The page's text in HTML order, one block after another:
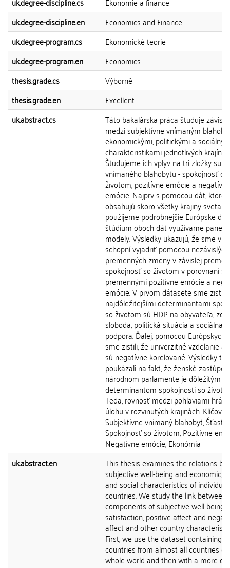
uk.degree-discipline.en
Economics and Finance
uk.degree-program.cs
Ekonomické teorie
uk.degree-program.en
Economics
thesis.grade.cs
Výborně
thesis.grade.en
Excellent
uk.abstract.cs
Táto bakalárska práca študuje
medzi subjektívne vnímaným
ekonomickými, politickými a
charakteristikami jednotlivých krajín.
Študujeme ich vplyv na tri zložky
vnímaného blahobytu - spokojnosť do
životom, pozitívne emócie a negatívne
emócie. Najprv s pomocou dát, ktoré
obsahujú skoro všetky krajiny sveta
použijeme podrobnejšie Európske
štúdium oboch dát využívame
modely. Výsledky ukazujú, že sme viac
schopní vyjadriť pomocou nezávislých
premenných zmeny v závislej
spokojnosť so životom v porovnaní s
premennými pozitívne emócie a
emócie. V prvom dátasete sme zistili,
najdôležitejšími determinantami
so životom sú HDP na obyvateľa,
sloboda, politická situácia a sociálna
podpora. Ďalej, pomocou Európskych
sme zistili, že univerzitné vzdelanie a
sú negatívne korelované. Výsledky
poukázali na fakt, že ženské
národnom parlamente je dôležitým
determinantom spokojnosti so
Teda, rovnosť medzi pohlaviami hrá
úlohu v rozvinutých krajinách. Klíčová
Subjektívne vnímaný blahobyt, Šťastie,
Spokojnosť so životom, Pozitívne
Negatívne emócie, Ekonómia
uk.abstract.en
This thesis examines the relations
subjective well-being and economic,
and social characteristics of individual
countries. We study the link between
components of subjective well-being
satisfaction, positive affect and
affect and other country
First, we use the dataset containing
countries from almost all countries
whole world and then with a more